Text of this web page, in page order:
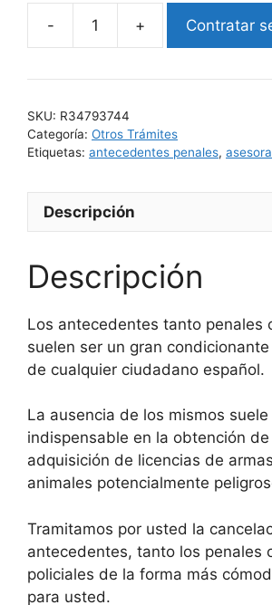
Cancelación
todos
Antecedentes
cantidad
Contratar
SKU: R34793744
Categoría: Otros Trámites
Etiquetas: antecedentes penales,
Descripción
Descripción
Los antecedentes tanto penales
suelen ser un gran
de cualquier ciudadano español.
La ausencia de los mismos
indispensable en la obtención
adquisición de licencias de
animales potencialmente
Tramitamos por usted la
antecedentes, tanto los penales
policiales de la forma más
para usted.